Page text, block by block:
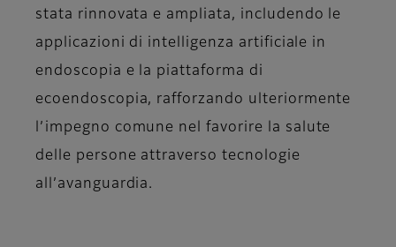
stata rinnovata e ampliata, includendo le
applicazioni di intelligenza artificiale in
endoscopia e la piattaforma di
ecoendoscopia, rafforzando ulteriormente
l’impegno comune nel favorire la salute
delle persone attraverso tecnologie
all’avanguardia.